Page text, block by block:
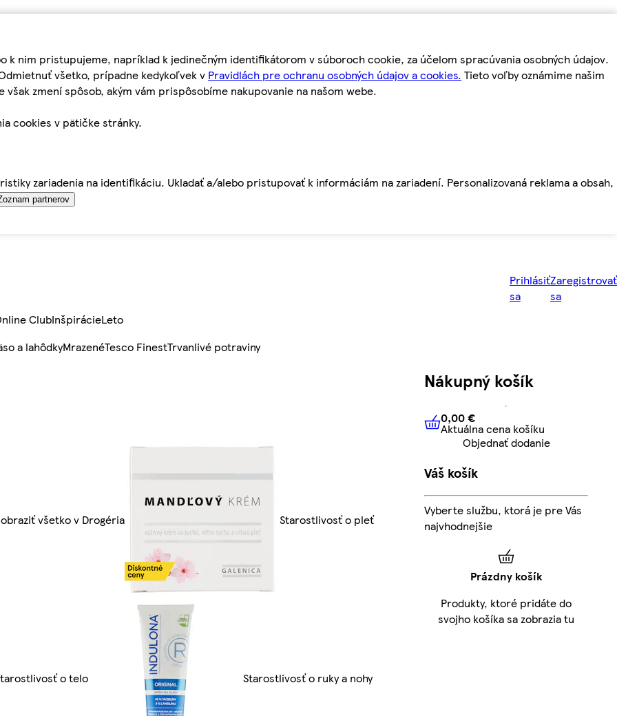
k nim pristupujeme, napríklad k jedinečným identifikátorom v súboroch cookie, za účelom spracúvania osobných údajov.
všetko, prípadne kedykoľvek v Pravidlách pre ochranu osobných údajov a cookies. Tieto voľby oznámime našim
zmení spôsob, akým vám prispôsobíme nakupovanie na našom webe.
cookies v pätičke stránky.
zariadenia na identifikáciu. Ukladať a/alebo pristupovať k informáciám na zariadení. Personalizovaná reklama a obsah,
partnerov
Prihlásiť
sa
Zaregistrovať
sa
ClubInšpirácieLeto
a lahôdkyMrazenéTesco FinestTrvanlivé potraviny
všetko v Drogéria Starostlivosť o pleť
o telo Starostlivosť o ruky a nohy
Nákupný košík
0,00 € Aktuálna cena košíku
0,00 €
Aktuálna cena košíku
Objednať dodanie
Váš košík
Vyberte službu, ktorá je pre Vás
najvhodnejšie
Prázdny košík
Produkty, ktoré pridáte do
svojho košíka sa zobrazia tu